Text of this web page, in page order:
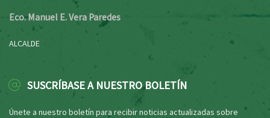
Eco. Manuel E. Vera Paredes
ALCALDE
SUSCRÍBASE A NUESTRO BOLETÍN
Únete a nuestro boletín para recibir noticias actualizadas sobre